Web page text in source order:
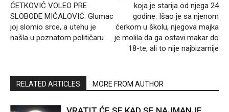
ĆETKOVIĆ VOLEO PRE
SLOBODE MIĆALOVIĆ: Glumac
joj slomio srce, a utehu je
našla u poznatom političaru
koja je starija od njega 24
godine: Išao je sa njenom
ćerkom u školu, njegova majka
je molila da ga ostavi makar do
18-te, ali to nije najbizarnije
RELATED ARTICLES MORE FROM AUTHOR